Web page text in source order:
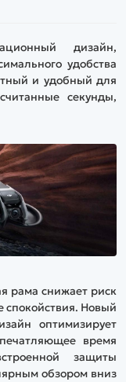
дизайн,
удобства
и удобный для
секунды,
рама снижает риск
Новый
оптимизирует
время
защиты
обзором вниз